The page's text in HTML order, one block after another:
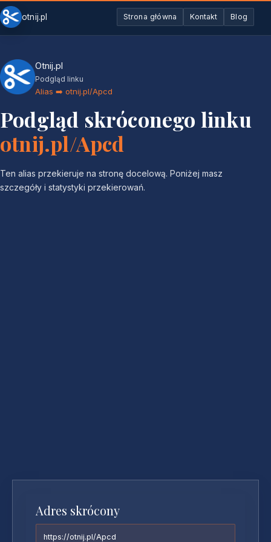
otnij.pl Strona główna Kontakt Blog
Otnij.pl
Podgląd linku
Alias ➡️ otnij.pl/Apcd
Podgląd skróconego linku
otnij.pl/Apcd
Ten alias przekieruje na stronę docelową. Poniżej masz
szczegóły i statystyki przekierowań.
Adres skrócony
https://otnij.pl/Apcd